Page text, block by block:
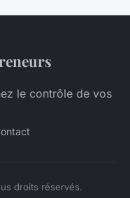
le contrôle de vos
droits réservés.